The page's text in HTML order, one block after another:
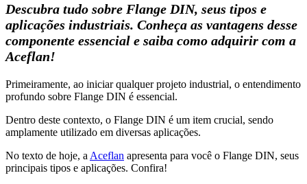
Descubra tudo sobre Flange DIN, seus tipos e
aplicações industriais. Conheça as vantagens desse
componente essencial e saiba como adquirir com a
Aceflan!
Primeiramente, ao iniciar qualquer projeto industrial, o entendimento
profundo sobre Flange DIN é essencial.
Dentro deste contexto, o Flange DIN é um item crucial, sendo
amplamente utilizado em diversas aplicações.
No texto de hoje, a Aceflan apresenta para você o Flange DIN, seus
principais tipos e aplicações. Confira!